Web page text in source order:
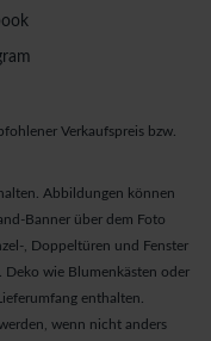
Verkaufspreis bzw.
Abbildungen können
Banner über dem Foto
, Doppeltüren und Fenster
Deko wie Blumenkästen oder
enthalten.
wenn nicht anders